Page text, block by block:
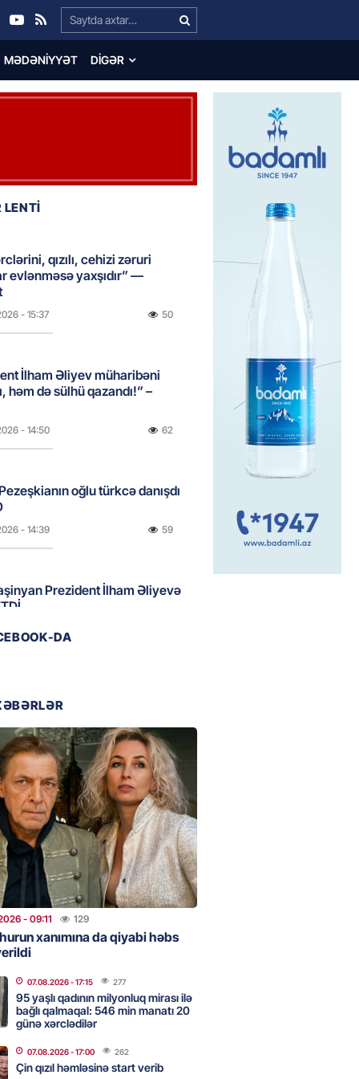
Search…
MƏDƏNIYYƏT DIGƏR
qızılı, cehizi zəruri
evlənməsə yaxşıdır” —
- 15:37 50
İlham Əliyev müharibəni
həm də sülhü qazandı!” –
- 14:50 62
oğlu türkcə danışdı
- 14:39 59
Prezident İlham Əliyevə
- 12:09
ötən il avqustun 8-nə
idi”
- 10:49 113
pullarını başqa qadınlara
- 10:47 86
08.08.08: Gürcüstan və
nə dəyişdi?
- 10:22 251
nişanında mediaya hücum
DA
- 09:11 129
xanımına da qiyabi həbs
07.08.2026- 17:15 277
95 yaşlı qadının milyonluq mirası ilə
bağlı qalmaqal: 546 min manatı 20
günə xərclədilər
07.08.2026- 17:00 262
Çin qızıl həmləsinə start verib